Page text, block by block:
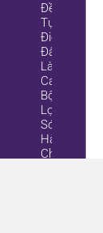
Đề Về
Tụ
Điện?
Đây
Là
Cách
Bộ
Lọc
Sóng
Hài
Chủ